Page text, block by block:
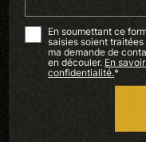
En soumettant ce
saisies soient
ma demande de
en découler. En
confidentialité.*